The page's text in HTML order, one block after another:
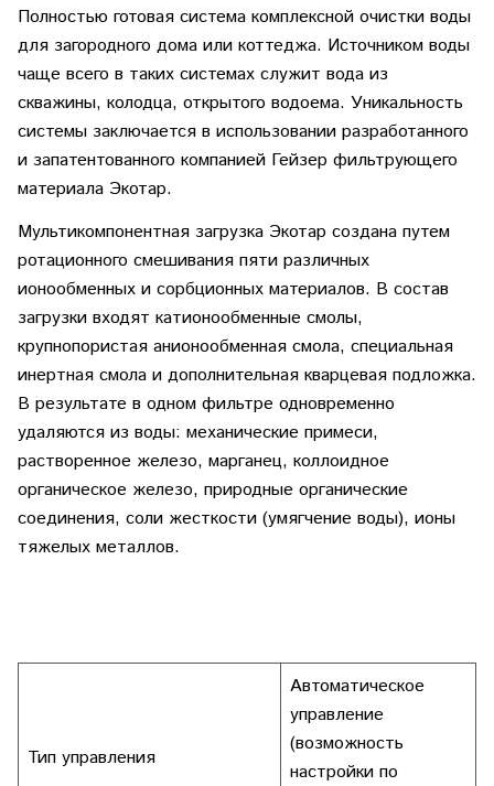
Полностью готовая система комплексной очистки воды
для загородного дома или коттеджа. Источником воды
чаще всего в таких системах служит вода из
скважины, колодца, открытого водоема. Уникальность
системы заключается в использовании разработанного
и запатентованного компанией Гейзер фильтрующего
материала Экотар.
Мультикомпонентная загрузка Экотар создана путем
ротационного смешивания пяти различных
ионообменных и сорбционных материалов. В состав
загрузки входят катионообменные смолы,
крупнопористая анионообменная смола, специальная
инертная смола и дополнительная кварцевая подложка.
В результате в одном фильтре одновременно
удаляются из воды: механические примеси,
растворенное железо, марганец, коллоидное
органическое железо, природные органические
соединения, соли жесткости (умягчение воды), ионы
тяжелых металлов.
Тип управления
Автоматическое
управление
(возможность
настройки по